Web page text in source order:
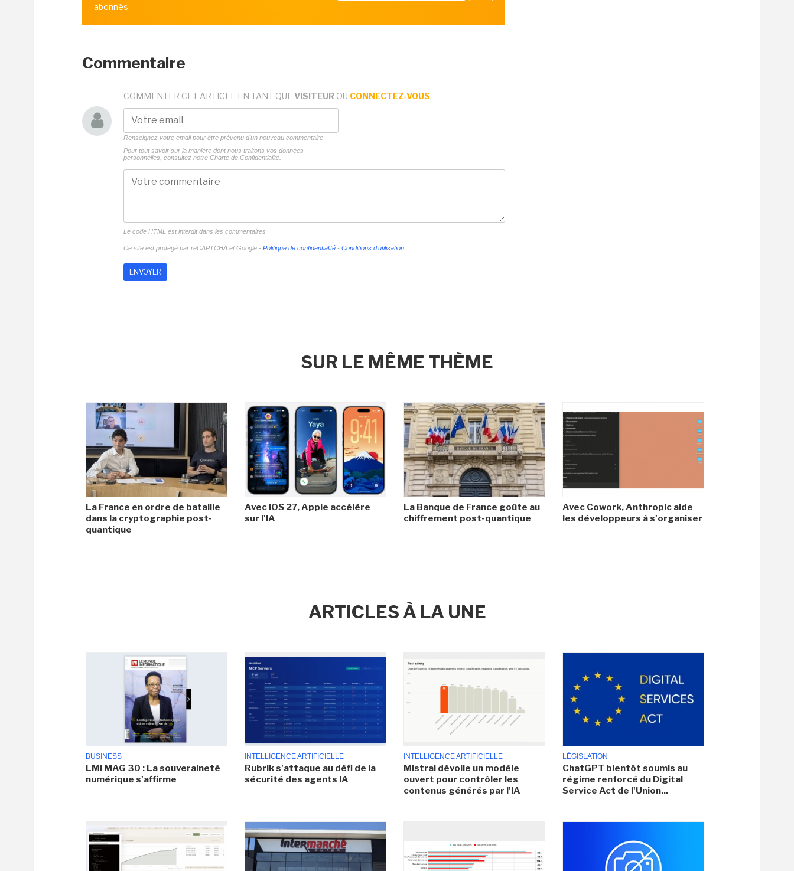
abonnés
Commentaire
COMMENTER CET ARTICLE EN TANT QUE VISITEUR OU CONNECTEZ-VOUS
Renseignez votre email pour être prévenu d'un nouveau commentaire
Pour tout savoir sur la manière dont nous traitons vos données
personnelles, consultez notre Charte de Confidentialité.
Le code HTML est interdit dans les commentaires
Ce site est protégé par reCAPTCHA et Google - Politique de confidentialité - Conditions d'utilisation
SUR LE MÊME THÈME
La France en ordre de bataille
dans la cryptographie post-
quantique
Avec iOS 27, Apple accélère
sur l'IA
La Banque de France goûte au
chiffrement post-quantique
Avec Cowork, Anthropic aide
les développeurs à s'organiser
ARTICLES À LA UNE
BUSINESS
LMI MAG 30 : La souveraineté
numérique s'affirme
INTELLIGENCE ARTIFICIELLE
Rubrik s'attaque au défi de la
sécurité des agents IA
INTELLIGENCE ARTIFICIELLE
Mistral dévoile un modèle
ouvert pour contrôler les
contenus générés par l'IA
LÉGISLATION
ChatGPT bientôt soumis au
régime renforcé du Digital
Service Act de l'Union...